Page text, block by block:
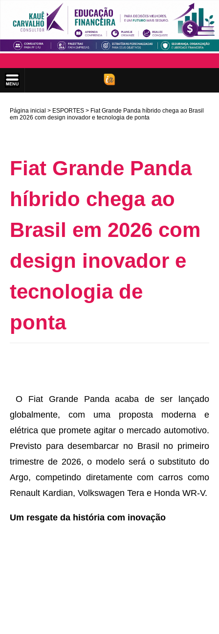
Página inicial ESPORTES
Fiat Grande Panda híbrido chega ao Brasil
em 2026 com design inovador e tecnologia de ponta
Fiat Grande Panda
híbrido chega ao
Brasil em 2026 com
design inovador e
tecnologia de
ponta
O Fiat Grande Panda acaba de ser lançado
globalmente, com uma proposta moderna e
elétrica que promete agitar o mercado automotivo.
Previsto para desembarcar no Brasil no primeiro
trimestre de 2026, o modelo será o substituto do
Argo, competindo diretamente com carros como
Renault Kardian, Volkswagen Tera e Honda WR-V.
Um resgate da história com inovação